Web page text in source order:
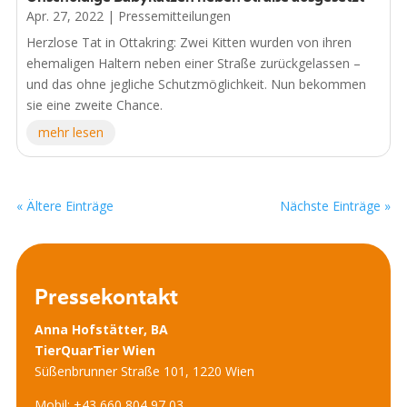
Apr. 27, 2022| Pressemitteilungen
Herzlose Tat in Ottakring: Zwei Kitten wurden von ihren
ehemaligen Haltern neben einer Straße zurückgelassen –
und das ohne jegliche Schutzmöglichkeit. Nun bekommen
sie eine zweite Chance.
mehr lesen
« Ältere Einträge Nächste Einträge »
Pressekontakt
Anna Hofstätter, BA
TierQuarTier Wien
Süßenbrunner Straße 101, 1220 Wien